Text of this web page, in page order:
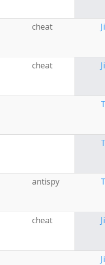
cheat
cheat
antispy
cheat